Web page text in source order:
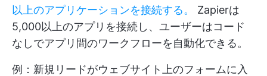
以上のアプリケーションを接続する。
Zapierは
5,000以上のアプリを接続し、ユーザーはコード
なしでアプリ間のワークフローを自動化できる。
例：新規リードがウェブサイト上のフォームに入